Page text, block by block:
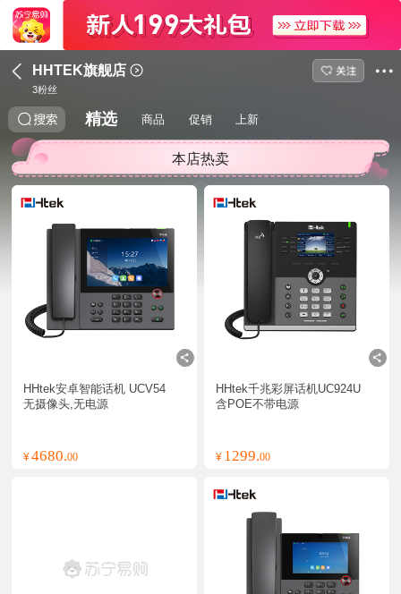
HHTEK旗舰店
3粉丝
精选 商品 促销 上新
本店热卖
HHtek安卓智能话机 UCV54
无摄像头,无电源
¥4680.00
HHtek千兆彩屏话机UC924U
含POE不带电源
¥ 1299.00